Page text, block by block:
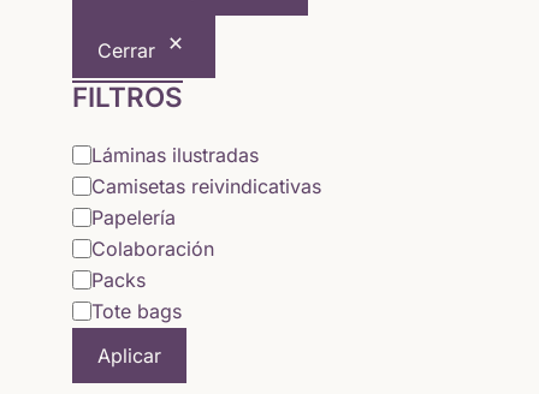
Cerrar
FILTROS
Categoría
Láminas ilustradas
Camisetas reivindicativas
Papelería
Colaboración
Packs
Tote bags
Aplicar